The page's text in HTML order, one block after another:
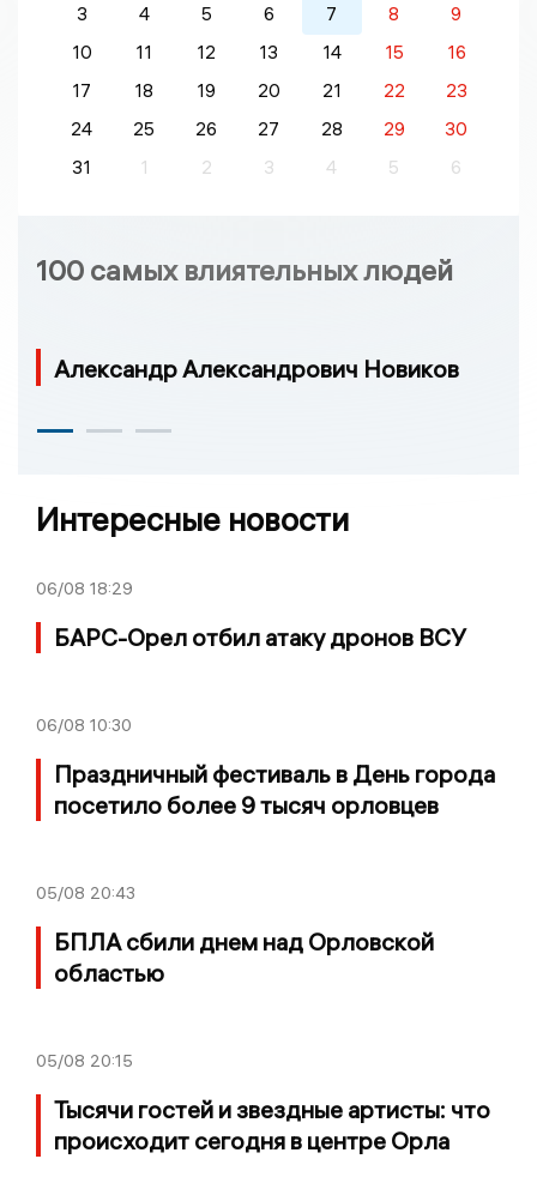
3
4 5 6 7 8
9
10
11 12 13 14 15
16
17
18 19 20 21 22
23
24
25 26 27 28 29
30
31
1 2 3 4 5 6
100 самых влиятельных людей
Александр Александрович Новиков
Интересные новости
06/08 18:29
БАРС-Орел отбил атаку дронов ВСУ
06/08 10:30
Праздничный фестиваль в День города
посетило более 9 тысяч орловцев
05/08 20:43
БПЛА сбили днем над Орловской
областью
05/08 20:15
Тысячи гостей и звездные артисты: что
происходит сегодня в центре Орла